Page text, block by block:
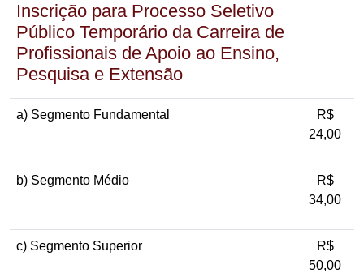
Inscrição para Processo Seletivo
Público Temporário da Carreira de
Profissionais de Apoio ao Ensino,
Pesquisa e Extensão
a) Segmento Fundamental
R$
24,00
b) Segmento Médio
R$
34,00
c) Segmento Superior
R$
50,00